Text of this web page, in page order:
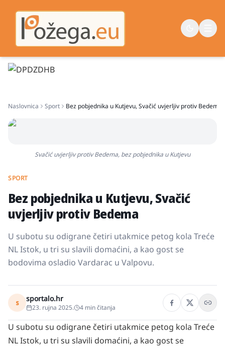
Vijesti
Život
Naslovnica Sport Bez pobjednika u Kutjevu, Svačić uvjerljiv protiv Bedema
Svačić uvjerljiv protiv Bedema, bez pobjednika u Kutjevu
SPORT
Bez pobjednika u Kutjevu, Svačić
uvjerljiv protiv Bedema
U subotu su odigrane četiri utakmice petog kola Treće
NL Istok, u tri su slavili domaćini, a kao gost se
bodovima osladio Vardarac u Valpovu.
s sportalo.hr
23. rujna 2025. 4 min čitanja
U subotu su odigrane četiri utakmice petog kola Treće
NL Istok, u tri su slavili domaćini, a kao gost se